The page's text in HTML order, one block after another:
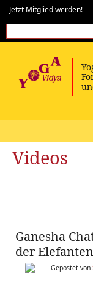
Jetzt Mitglied werden!
Videos
Ganesha
der
Gepostet von